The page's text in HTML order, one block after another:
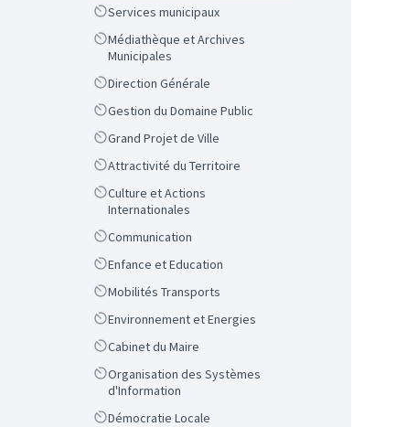
ScopeServices municipaux
Scope
Médiathèque et Archives
Municipales
ScopeDirection Générale
ScopeGestion du Domaine Public
ScopeGrand Projet de Ville
ScopeAttractivité du Territoire
Scope
Culture et Actions
Internationales
ScopeCommunication
ScopeEnfance et Education
ScopeMobilités Transports
ScopeEnvironnement et Energies
ScopeCabinet du Maire
Scope
Organisation des Systèmes
d'Information
ScopeDémocratie Locale